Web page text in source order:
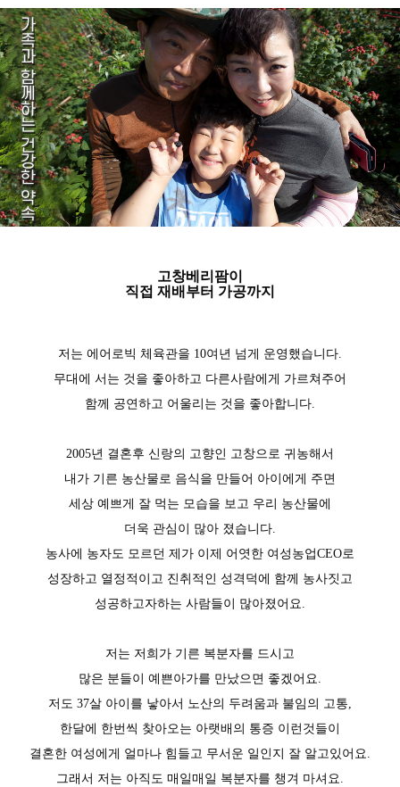
고창베리팜이
직접 재배부터 가공까지
저는 에어로빅 체육관을 10여년 넘게 운영했습니다.
무대에 서는 것을 좋아하고 다른사람에게 가르쳐주어
함께 공연하고 어울리는 것을 좋아합니다.
2005년 결혼후 신랑의 고향인 고창으로 귀농해서
내가 기른 농산물로 음식을 만들어 아이에게 주면
세상 예쁘게 잘 먹는 모습을 보고 우리 농산물에
더욱 관심이 많아 졌습니다.
농사에 농자도 모르던 제가 이제 어엿한 여성농업CEO로
성장하고 열정적이고 진취적인 성격덕에 함께 농사짓고
성공하고자하는 사람들이 많아졌어요.
저는 저희가 기른 복분자를 드시고
많은 분들이 예쁜아가를 만났으면 좋겠어요.
저도 37살 아이를 낳아서 노산의 두려움과 불임의 고통,
한달에 한번씩 찾아오는 아랫배의 통증 이런것들이
결혼한 여성에게 얼마나 힘들고 무서운 일인지 잘 알고있어요.
그래서 저는 아직도 매일매일 복분자를 챙겨 마셔요.